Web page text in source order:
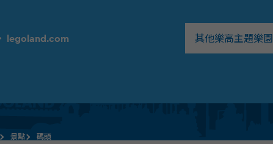
legoland.com 其他樂高主題樂園
景點 碼頭